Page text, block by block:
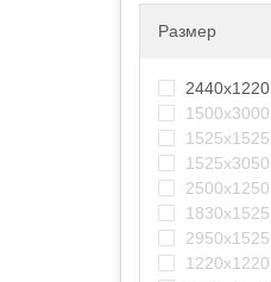
Размер
2440х1220
1500х3000
1525х1525
1525х3050
2500х1250
1830х1525
2950х1525
1220x1220